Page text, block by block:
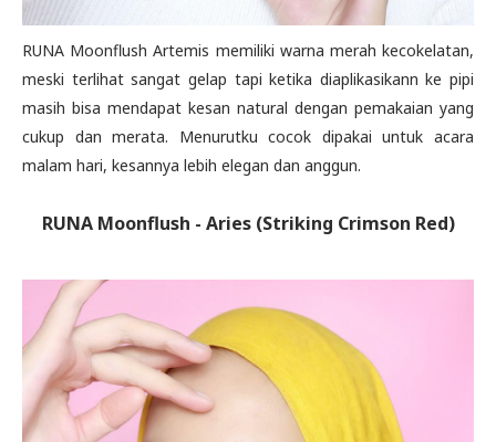
RUNA Moonflush Artemis memiliki warna merah kecokelatan,
meski terlihat sangat gelap tapi ketika diaplikasikann ke pipi
masih bisa mendapat kesan natural dengan pemakaian yang
cukup dan merata. Menurutku cocok dipakai untuk acara
malam hari, kesannya lebih elegan dan anggun.
RUNA Moonflush - Aries (Striking Crimson Red)